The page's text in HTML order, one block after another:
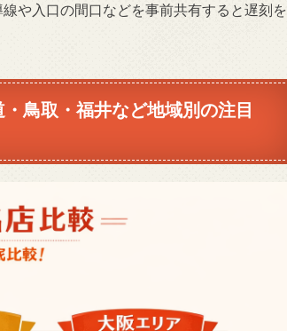
や入口の間口などを事前共有すると遅刻を
鳥取・福井など地域別の注目